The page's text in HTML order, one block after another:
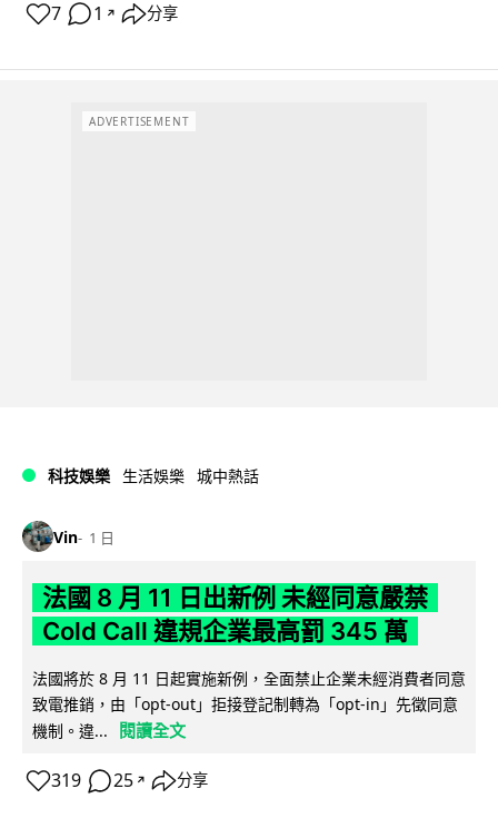
7 1 ↗ 分享
ADVERTISEMENT
科技娛樂 生活娛樂 城中熱話
Vin 1 日
法國 8 月 11 日出新例 未經同意嚴禁
Cold Call 違規企業最高罰 345 萬
法國將於 8 月 11 日起實施新例，全面禁止企業未經消費者同意
致電推銷，由「opt-out」拒接登記制轉為「opt-in」先徵同意
機制。違...
閱讀全文
319 25 ↗ 分享